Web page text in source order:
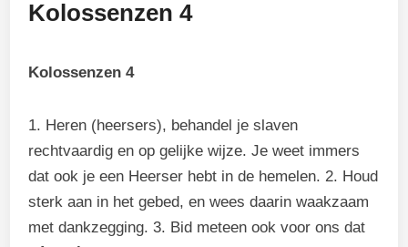
Kolossenzen 4
Kolossenzen 4
1. Heren (heersers), behandel je slaven
rechtvaardig en op gelijke wijze. Je weet immers
dat ook je een Heerser hebt in de hemelen. 2. Houd
sterk aan in het gebed, en wees daarin waakzaam
met dankzegging. 3. Bid meteen ook voor ons dat